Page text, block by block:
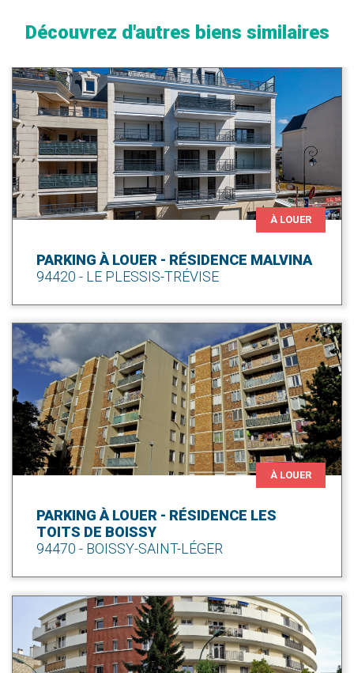
Découvrez d'autres biens similaires
À LOUER
PARKING À LOUER - RÉSIDENCE MALVINA
94420 - LE PLESSIS-TRÉVISE
À LOUER
PARKING À LOUER - RÉSIDENCE LES
TOITS DE BOISSY
94470 - BOISSY-SAINT-LÉGER